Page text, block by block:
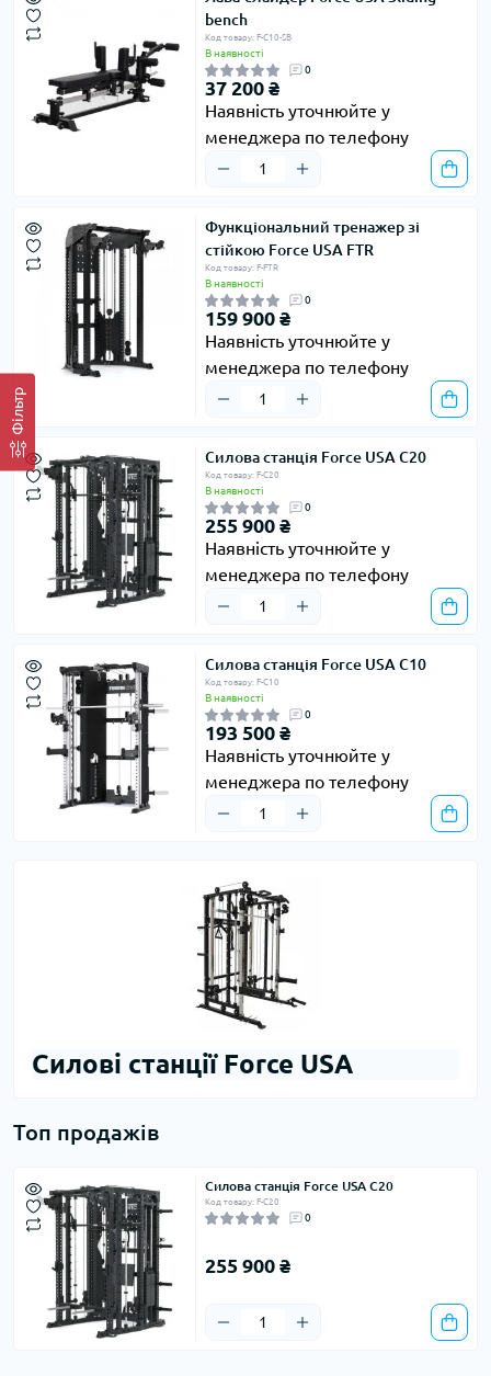
Фільтр
bench
Код товару: F-C10-SB
В наявності
0
37 200 ₴
Наявність уточнюйте у
менеджера по телефону
Функціональний тренажер зі
стійкою Force USA FTR
Код товару: F-FTR
В наявності
0
159 900 ₴
Наявність уточнюйте у
менеджера по телефону
Силова станція Force USA C20
Код товару: F-C20
В наявності
0
255 900 ₴
Наявність уточнюйте у
менеджера по телефону
Силова станція Force USA C10
Код товару: F-C10
В наявності
0
193 500 ₴
Наявність уточнюйте у
менеджера по телефону
Силові станції Force USA
Топ продажів
Силова станція Force USA C20
Код товару: F-C20
0
255 900 ₴